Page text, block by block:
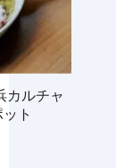
カルチャ
ト